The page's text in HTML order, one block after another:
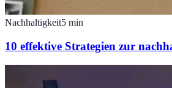
Nachhaltigkeit5 min
10 effektive Strategien zur